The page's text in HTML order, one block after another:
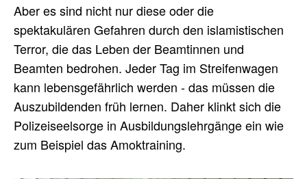
Aber es sind nicht nur diese oder die
spektakulären Gefahren durch den islamistischen
Terror, die das Leben der Beamtinnen und
Beamten bedrohen. Jeder Tag im Streifenwagen
kann lebensgefährlich werden - das müssen die
Auszubildenden früh lernen. Daher klinkt sich die
Polizeiseelsorge in Ausbildungslehrgänge ein wie
zum Beispiel das Amoktraining.